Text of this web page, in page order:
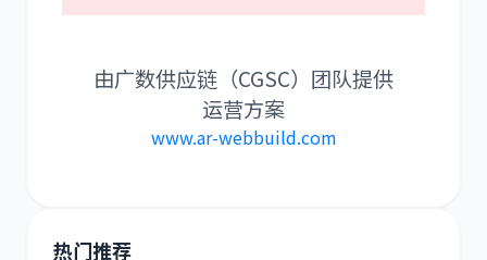
由广数供应链（CGSC）团队提供
运营方案
www.ar-webbuild.com
热门推荐